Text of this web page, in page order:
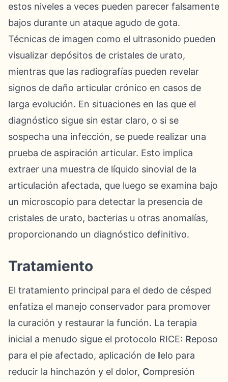
estos niveles a veces pueden parecer falsamente
bajos durante un ataque agudo de gota.
Técnicas de imagen como el ultrasonido pueden
visualizar depósitos de cristales de urato,
mientras que las radiografías pueden revelar
signos de daño articular crónico en casos de
larga evolución. En situaciones en las que el
diagnóstico sigue sin estar claro, o si se
sospecha una infección, se puede realizar una
prueba de aspiración articular. Esto implica
extraer una muestra de líquido sinovial de la
articulación afectada, que luego se examina bajo
un microscopio para detectar la presencia de
cristales de urato, bacterias u otras anomalías,
proporcionando un diagnóstico definitivo.
Tratamiento
El tratamiento principal para el dedo de césped
enfatiza el manejo conservador para promover
la curación y restaurar la función. La terapia
inicial a menudo sigue el protocolo RICE: Reposo
para el pie afectado, aplicación de Ielo para
reducir la hinchazón y el dolor, Compresión